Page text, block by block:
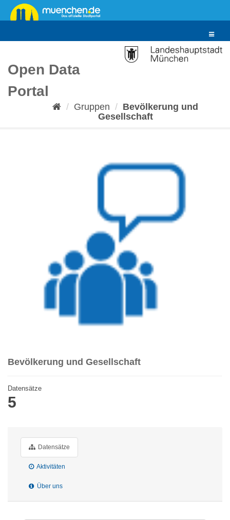
Überspringen
zum
Toggle
Open Data
Portal
Gruppen
Bevölkerung und
Gesellschaft
Bevölkerung und Gesellschaft
Datensätze
5
Datensätze
Aktivitäten
Über uns